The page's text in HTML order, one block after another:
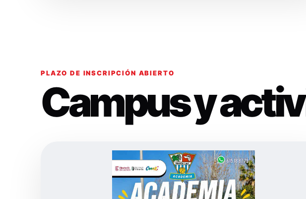
PLAZO DE INSCRIPCIÓN ABIERTO
Campus y